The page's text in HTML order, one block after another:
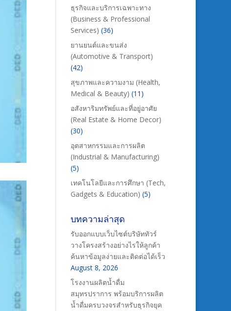
ธุรกิจและบริการเฉพาะทาง
(Business & Professional
Services) (36)
ยานยนต์และขนส่ง
(Automotive & Transport)
(42)
สุขภาพและความงาม (Health,
Medical & Beauty) (11)
อสังหาริมทรัพย์และที่อยู่อาศัย
(Real Estate & Home Decor)
(30)
อุตสาหกรรมและการผลิต
(Industrial & Manufacturing)
(5)
เทคโนโลยีและการศึกษา (Tech,
Gadgets & Education) (5)
บทความล่าสุด
รับออกแบบเว็บไซต์บริษัททัวร์
วางโครงสร้างอย่างไรให้ลูกค้า
ค้นหาข้อมูลง่ายและติดต่อได้เร็ว
August 8, 2026
โรงงานผลิตน้ำดื่ม
สมุทรปราการ พร้อมบริการผลิต
น้ำดื่มครบวงจรสำหรับธุรกิจยุค